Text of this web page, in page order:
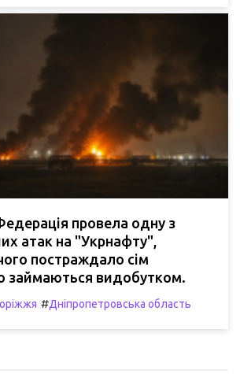
провела одну з
атак на "Укрнафту",
постраждало сім
займаються видобутком.
#Дніпропетровська область